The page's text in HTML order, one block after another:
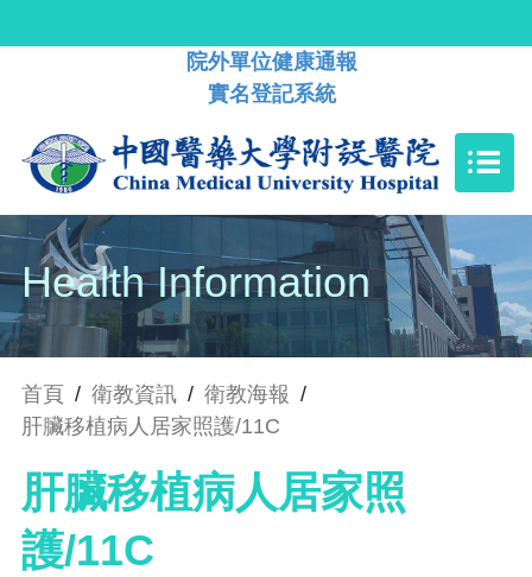
院外單位健康通報
實名登記系統
Health Information
首頁 / 衛教資訊 / 衛教海報 /
肝臟移植病人居家照護/11C
肝臟移植病人居家照
護/11C